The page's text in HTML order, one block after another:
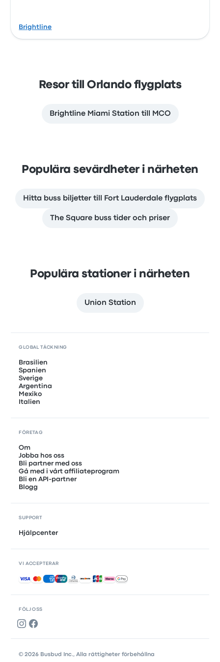
Brightline
Resor till Orlando flygplats
Brightline Miami Station till MCO
Populära sevärdheter i närheten
Hitta buss biljetter till Fort Lauderdale flygplats
The Square buss tider och priser
Populära stationer i närheten
Union Station
FÖLJ OSS
GLOBAL TÄCKNING
Brasilien
Spanien
Sverige
Argentina
Mexiko
Italien
FÖRETAG
Om
Jobba hos oss
Bli partner med oss
Gå med i vårt affiliateprogram
Bli en API-partner
Blogg
SUPPORT
Hjälpcenter
VI ACCEPTERAR
Accepterade betalningar
© 2026 Busbud Inc., Alla rättigheter förbehållna